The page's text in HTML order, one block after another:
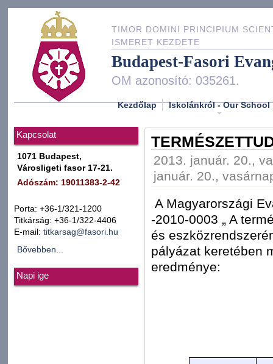
TIMOR DOMINI PRINCIPIUM
ISMERET KEZDETE
Budapest-Fasori
OM azonosító: 035261.
Kezdőlap Iskolánkról - Our School
Kapcsolat
1071 Budapest,
Városligeti fasor 17-21.
Adószám: 19011383-2-42
Porta: +36-1/321-1200
Titkárság: +36-1/322-4406
E-mail: titkarsag@fasori.hu
Bővebben...
Napi ige
2013. január. 20.,
január. 20.,
A Magyarországi
-2010-0003 „ A
és
pályázat keretében
eredménye: